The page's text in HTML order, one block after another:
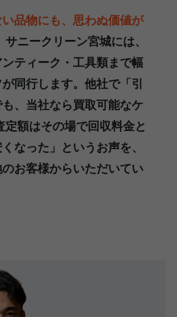
品物にも、思わぬ価値が
ニークリーン宮城には、
ティーク・工具類まで幅
同行します。他社で「引
、当社なら買取可能なケ
額はその場で回収料金と
なった」というお声を、
お客様からいただいてい